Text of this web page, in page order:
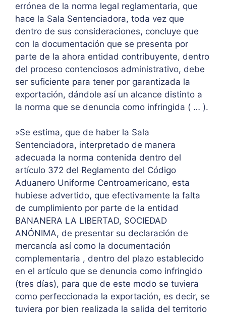
errónea de la norma legal reglamentaria, que
hace la Sala Sentenciadora, toda vez que
dentro de sus consideraciones, concluye que
con la documentación que se presenta por
parte de la ahora entidad contribuyente, dentro
del proceso contenciosos administrativo, debe
ser suficiente para tener por garantizada la
exportación, dándole así un alcance distinto a
la norma que se denuncia como infringida ( … ).
»Se estima, que de haber la Sala
Sentenciadora, interpretado de manera
adecuada la norma contenida dentro del
artículo 372 del Reglamento del Código
Aduanero Uniforme Centroamericano, esta
hubiese advertido, que efectivamente la falta
de cumplimiento por parte de la entidad
BANANERA LA LIBERTAD, SOCIEDAD
ANÓNIMA, de presentar su declaración de
mercancía así como la documentación
complementaria , dentro del plazo establecido
en el artículo que se denuncia como infringido
(tres días), para que de este modo se tuviera
como perfeccionada la exportación, es decir, se
tuviera por bien realizada la salida del territorio